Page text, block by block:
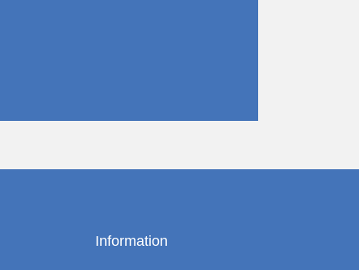
Information